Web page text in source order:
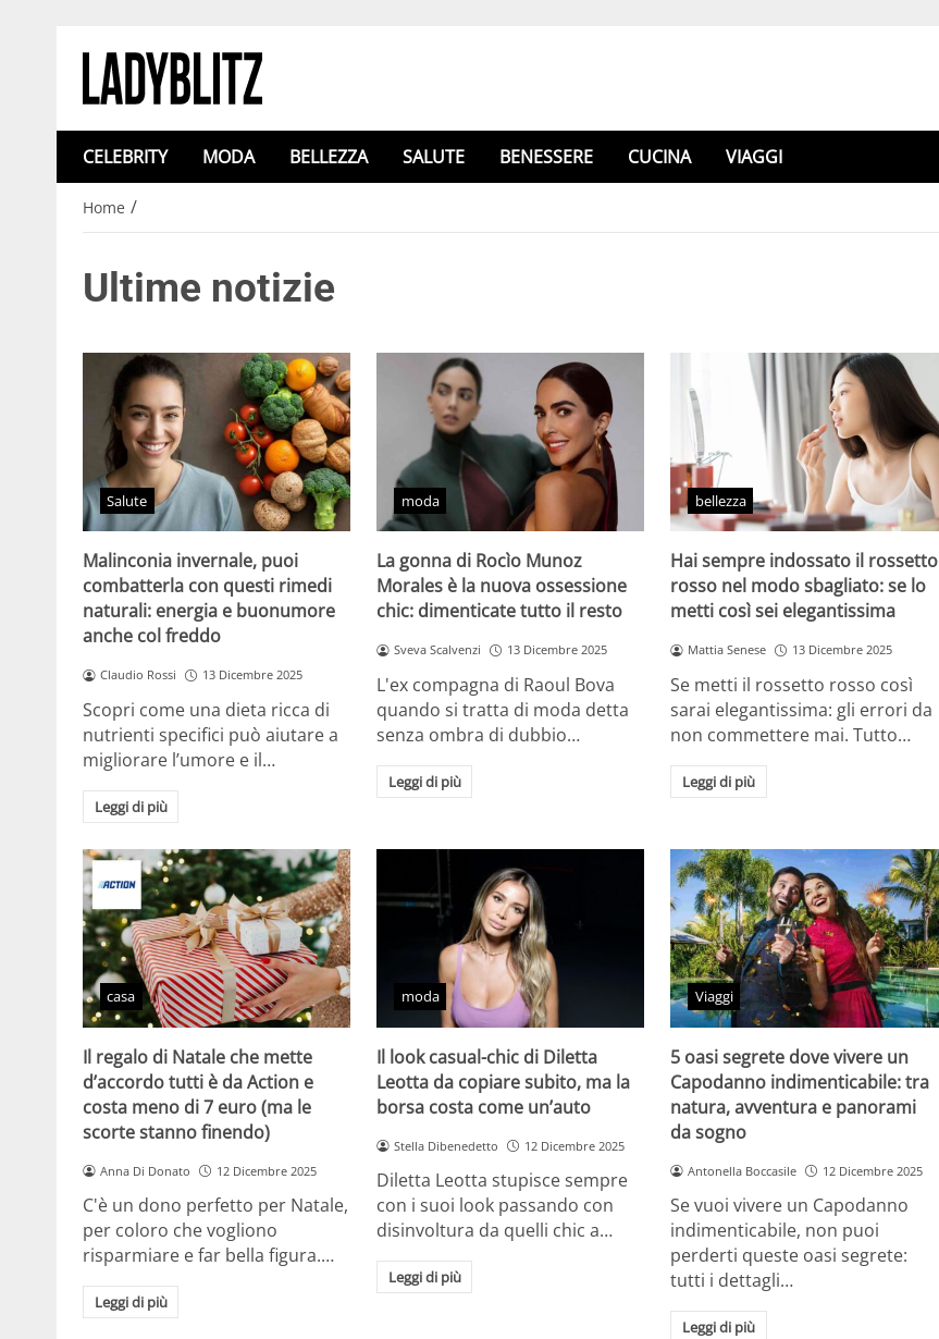
CELEBRITY MODA BELLEZZA SALUTE BENESSERE CUCINA VIAGGI
Home /
Ultime notizie
Salute
Malinconia invernale, puoi
combatterla con questi rimedi
naturali: energia e buonumore
anche col freddo
Claudio Rossi 13 Dicembre 2025
Scopri come una dieta ricca di
nutrienti specifici può aiutare a
migliorare l’umore e il…
Leggi di più
moda
La gonna di Rocìo Munoz
Morales è la nuova ossessione
chic: dimenticate tutto il resto
Sveva Scalvenzi 13 Dicembre 2025
L'ex compagna di Raoul Bova
quando si tratta di moda detta
senza ombra di dubbio…
Leggi di più
bellezza
Hai sempre indossato il rossetto
rosso nel modo sbagliato: se lo
metti così sei elegantissima
Mattia Senese 13 Dicembre 2025
Se metti il rossetto rosso così
sarai elegantissima: gli errori da
non commettere mai. Tutto…
Leggi di più
casa
Il regalo di Natale che mette
d’accordo tutti è da Action e
costa meno di 7 euro (ma le
scorte stanno finendo)
Anna Di Donato 12 Dicembre 2025
C'è un dono perfetto per Natale,
per coloro che vogliono
risparmiare e far bella figura.…
Leggi di più
moda
Il look casual-chic di Diletta
Leotta da copiare subito, ma la
borsa costa come un’auto
Stella Dibenedetto 12 Dicembre 2025
Diletta Leotta stupisce sempre
con i suoi look passando con
disinvoltura da quelli chic a…
Leggi di più
Viaggi
5 oasi segrete dove vivere un
Capodanno indimenticabile: tra
natura, avventura e panorami
da sogno
Antonella Boccasile 12 Dicembre 2025
Se vuoi vivere un Capodanno
indimenticabile, non puoi
perderti queste oasi segrete:
tutti i dettagli…
Leggi di più